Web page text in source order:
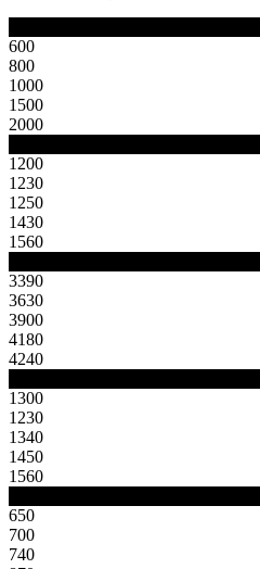
600
800
1000
1500
2000
1200
1230
1250
1430
1560
3390
3630
3900
4180
4240
1300
1230
1340
1450
1560
650
700
740